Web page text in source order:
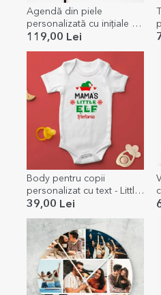
Agendă din piele
personalizată cu inițiale și
nume - Elegant
119,00 Lei
Body pentru copii
personalizat cu text - Little
elf
39,00 Lei